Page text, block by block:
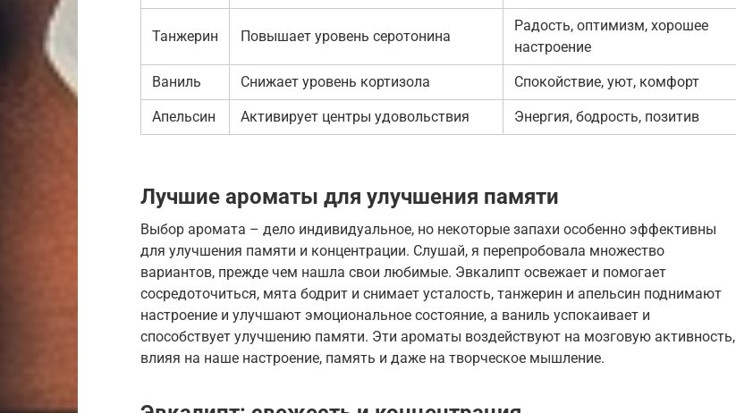
Танжерин Повышает уровень серотонина
Радость, оптимизм, хорошее
настроение
Ваниль Снижает уровень кортизола Спокойствие, уют, комфорт
Апельсин Активирует центры удовольствия Энергия, бодрость, позитив
Лучшие ароматы для улучшения памяти
Выбор аромата – дело индивидуальное, но некоторые запахи особенно эффективны
для улучшения памяти и концентрации. Слушай, я перепробовала множество
вариантов, прежде чем нашла свои любимые. Эвкалипт освежает и помогает
сосредоточиться, мята бодрит и снимает усталость, танжерин и апельсин поднимают
настроение и улучшают эмоциональное состояние, а ваниль успокаивает и
способствует улучшению памяти. Эти ароматы воздействуют на мозговую активность,
влияя на наше настроение, память и даже на творческое мышление.